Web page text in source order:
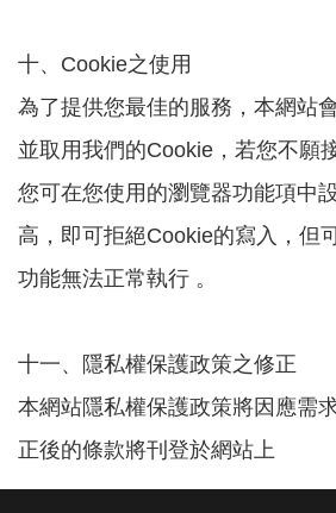
十、Cookie之使用
為了提供您最佳的服務，本網站
並取用我們的Cookie，若您不願
您可在您使用的瀏覽器功能項中
高，即可拒絕Cookie的寫入，但
功能無法正常執行 。
十一、隱私權保護政策之修正
本網站隱私權保護政策將因應需
正後的條款將刊登於網站上